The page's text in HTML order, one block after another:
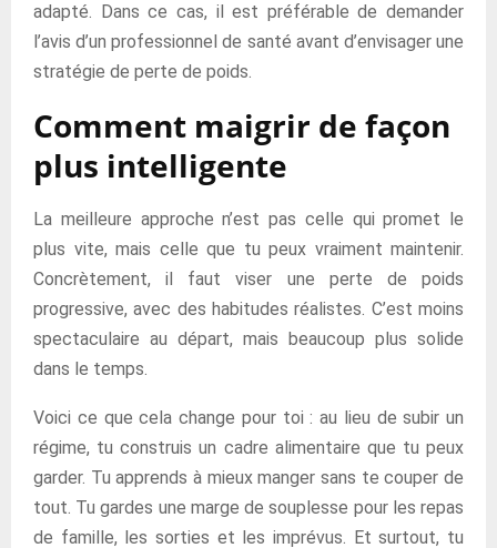
adapté. Dans ce cas, il est préférable de demander
l’avis d’un professionnel de santé avant d’envisager une
stratégie de perte de poids.
Comment maigrir de façon
plus intelligente
La meilleure approche n’est pas celle qui promet le
plus vite, mais celle que tu peux vraiment maintenir.
Concrètement, il faut viser une perte de poids
progressive, avec des habitudes réalistes. C’est moins
spectaculaire au départ, mais beaucoup plus solide
dans le temps.
Voici ce que cela change pour toi : au lieu de subir un
régime, tu construis un cadre alimentaire que tu peux
garder. Tu apprends à mieux manger sans te couper de
tout. Tu gardes une marge de souplesse pour les repas
de famille, les sorties et les imprévus. Et surtout, tu